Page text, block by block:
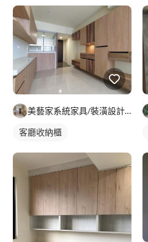
美藝家系統家具/裝潢設計/統包服務
客廳收納櫃